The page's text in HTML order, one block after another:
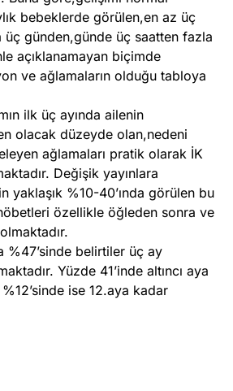
bebeklerde görülen,en az üç
üç günden,günde üç saatten fazla
açıklanamayan biçimde
ve ağlamaların olduğu tabloya
ilk üç ayında ailenin
olacak düzeyde olan,nedeni
ağlamaları pratik olarak İK
Değişik yayınlara
yaklaşık %10-40’ında görülen bu
özellikle öğleden sonra ve
%47’sinde belirtiler üç ay
Yüzde 41’inde altıncı aya
ise 12.aya kadar